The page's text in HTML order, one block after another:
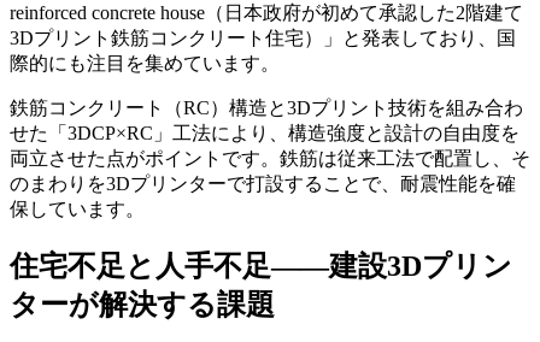
reinforced concrete house（日本政府が初めて承認した2階建て
3Dプリント鉄筋コンクリート住宅）」と発表しており、国
際的にも注目を集めています。
鉄筋コンクリート（RC）構造と3Dプリント技術を組み合わ
せた「3DCP×RC」工法により、構造強度と設計の自由度を
両立させた点がポイントです。鉄筋は従来工法で配置し、そ
のまわりを3Dプリンターで打設することで、耐震性能を確
保しています。
住宅不足と人手不足——建設3Dプリン
ターが解決する課題